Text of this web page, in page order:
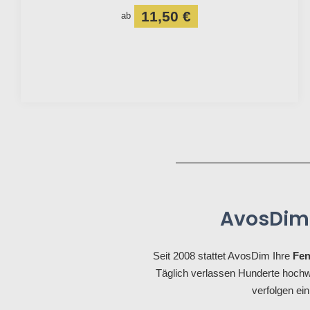
ab 11,50 €
Seit 2008 stattet AvosDim Ihre
Täglich verlassen Hunderte
verfolgen